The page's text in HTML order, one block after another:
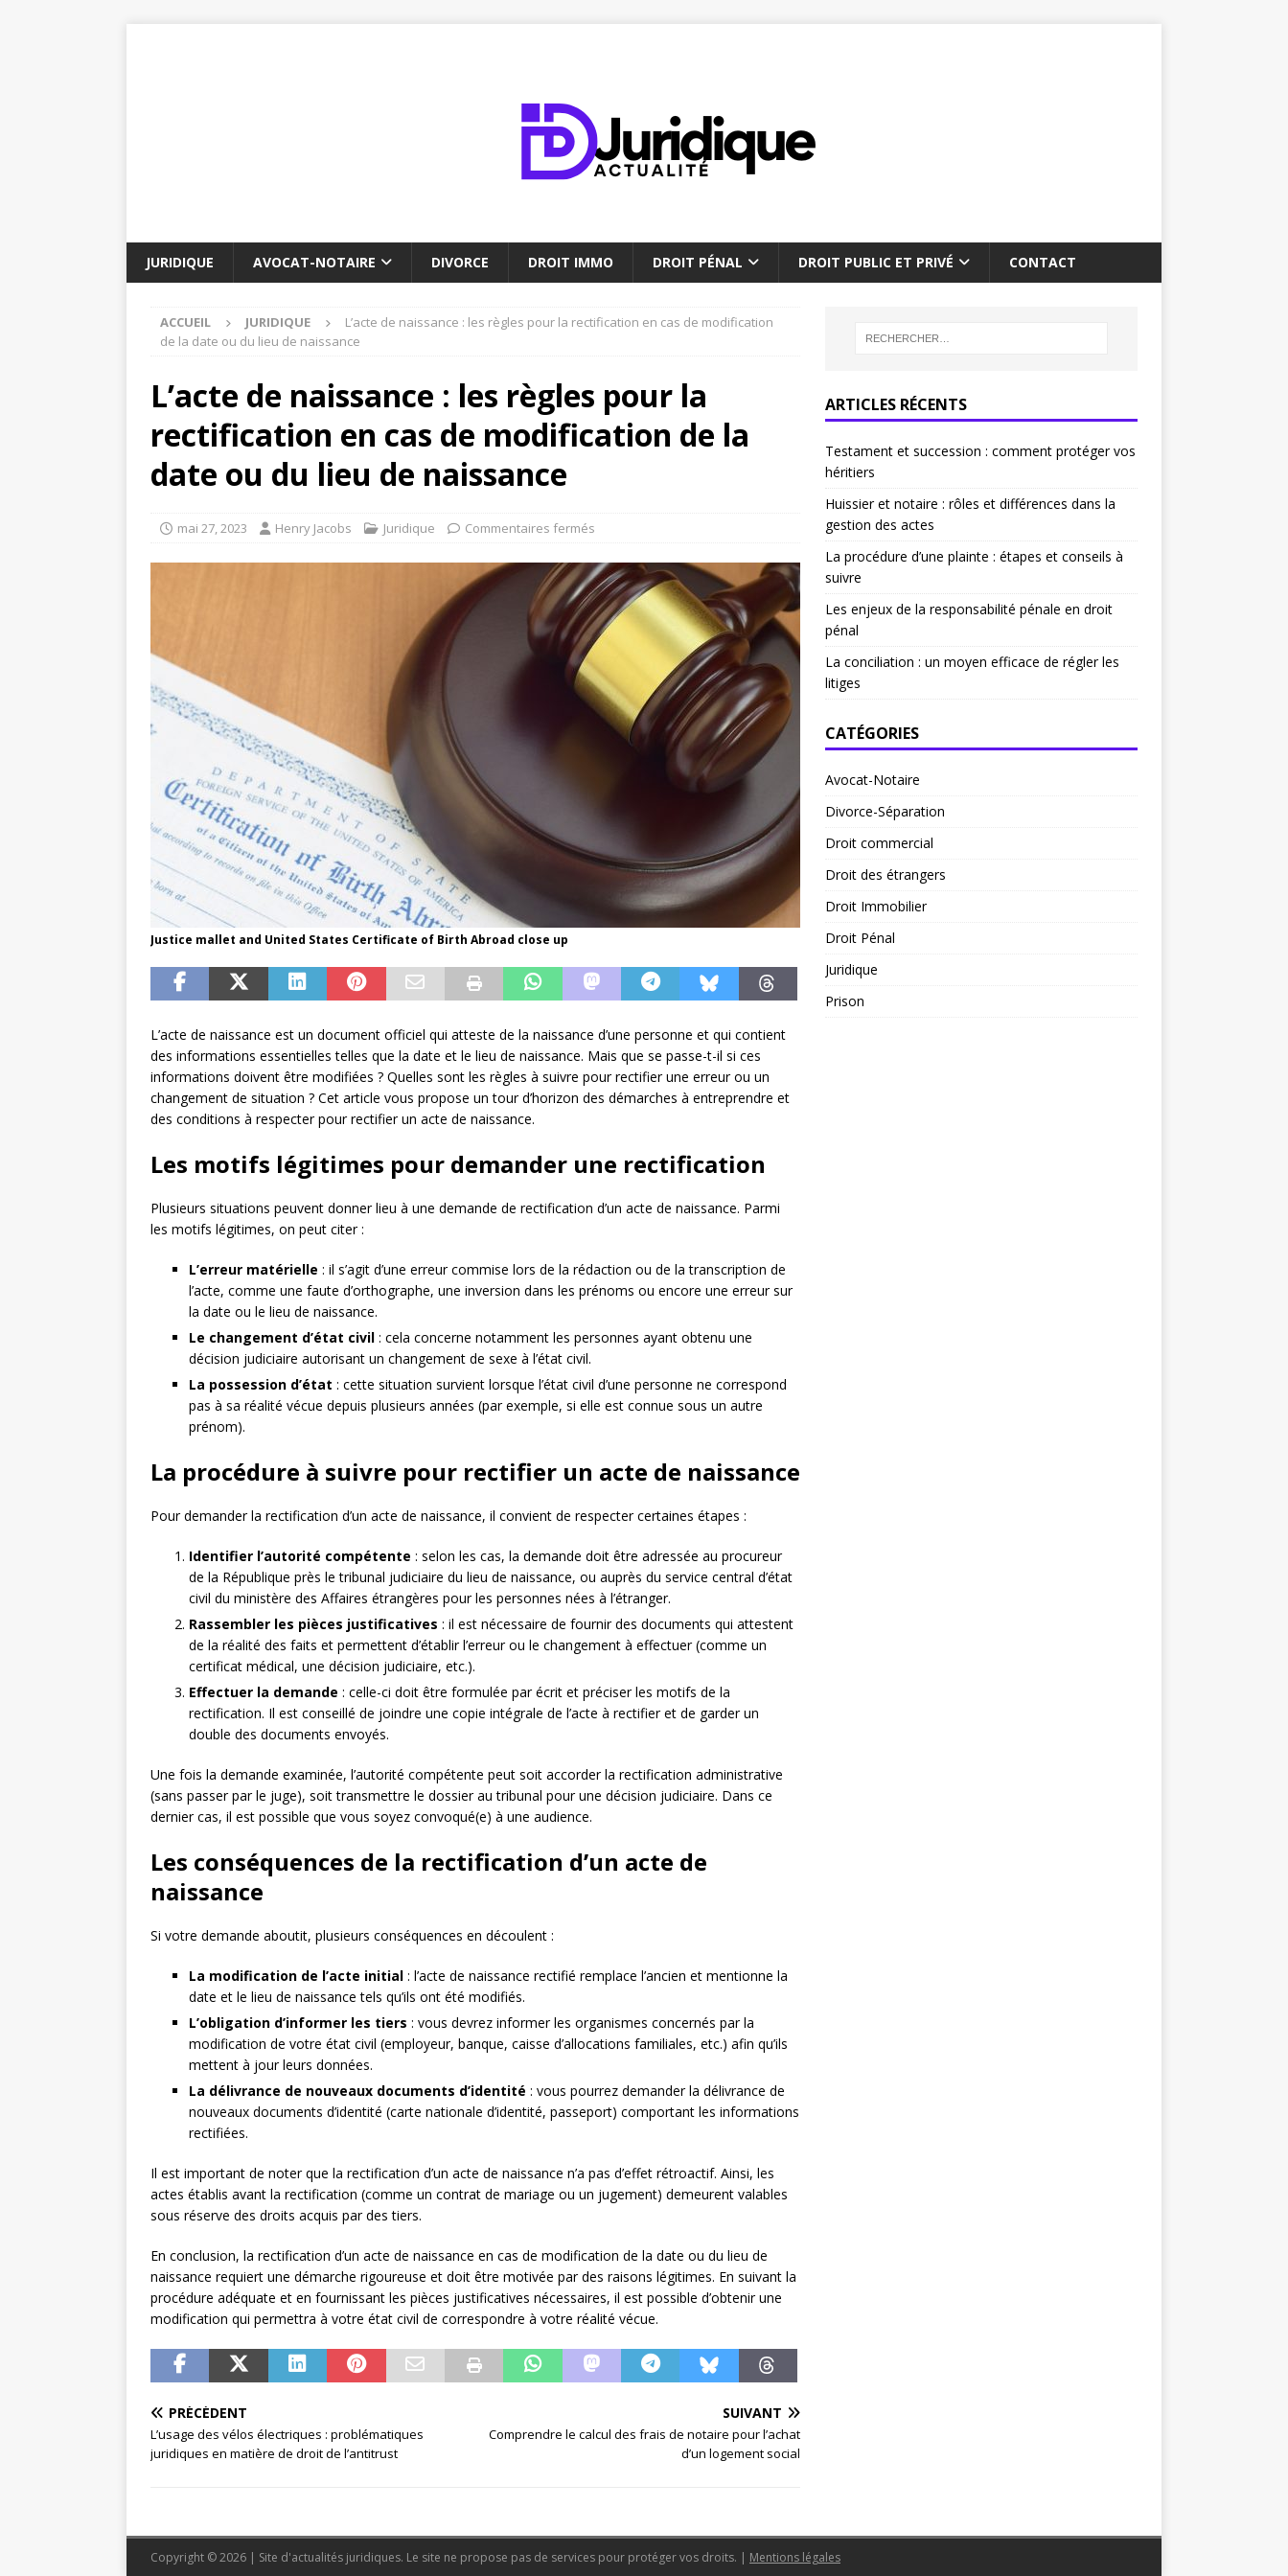
JURIDIQUE AVOCAT-NOTAIRE DIVORCE DROIT IMMO DROIT PÉNAL DROIT PUBLIC ET PRIVÉ CONTACT
ACCUEIL JURIDIQUE
L’acte de naissance : les règles pour la rectification en cas de modification
de la date ou du lieu de naissance
L’acte de naissance : les règles pour la
rectification en cas de modification de la
date ou du lieu de naissance
mai 27, 2023 Henry Jacobs Juridique Commentaires fermés
Justice mallet and United States Certificate of Birth Abroad close up
L’acte de naissance est un document officiel qui atteste de la naissance d’une personne et qui contient
des informations essentielles telles que la date et le lieu de naissance. Mais que se passe-t-il si ces
informations doivent être modifiées ? Quelles sont les règles à suivre pour rectifier une erreur ou un
changement de situation ? Cet article vous propose un tour d’horizon des démarches à entreprendre et
des conditions à respecter pour rectifier un acte de naissance.
Les motifs légitimes pour demander une rectification
Plusieurs situations peuvent donner lieu à une demande de rectification d’un acte de naissance. Parmi
les motifs légitimes, on peut citer :
L’erreur matérielle : il s’agit d’une erreur commise lors de la rédaction ou de la transcription de
l’acte, comme une faute d’orthographe, une inversion dans les prénoms ou encore une erreur sur
la date ou le lieu de naissance.
Le changement d’état civil : cela concerne notamment les personnes ayant obtenu une
décision judiciaire autorisant un changement de sexe à l’état civil.
La possession d’état : cette situation survient lorsque l’état civil d’une personne ne correspond
pas à sa réalité vécue depuis plusieurs années (par exemple, si elle est connue sous un autre
prénom).
La procédure à suivre pour rectifier un acte de naissance
Pour demander la rectification d’un acte de naissance, il convient de respecter certaines étapes :
Identifier l’autorité compétente : selon les cas, la demande doit être adressée au procureur
de la République près le tribunal judiciaire du lieu de naissance, ou auprès du service central d’état
civil du ministère des Affaires étrangères pour les personnes nées à l’étranger.
Rassembler les pièces justificatives : il est nécessaire de fournir des documents qui attestent
de la réalité des faits et permettent d’établir l’erreur ou le changement à effectuer (comme un
certificat médical, une décision judiciaire, etc.).
Effectuer la demande : celle-ci doit être formulée par écrit et préciser les motifs de la
rectification. Il est conseillé de joindre une copie intégrale de l’acte à rectifier et de garder un
double des documents envoyés.
Une fois la demande examinée, l’autorité compétente peut soit accorder la rectification administrative
(sans passer par le juge), soit transmettre le dossier au tribunal pour une décision judiciaire. Dans ce
dernier cas, il est possible que vous soyez convoqué(e) à une audience.
Les conséquences de la rectification d’un acte de
naissance
Si votre demande aboutit, plusieurs conséquences en découlent :
La modification de l’acte initial : l’acte de naissance rectifié remplace l’ancien et mentionne la
date et le lieu de naissance tels qu’ils ont été modifiés.
L’obligation d’informer les tiers : vous devrez informer les organismes concernés par la
modification de votre état civil (employeur, banque, caisse d’allocations familiales, etc.) afin qu’ils
mettent à jour leurs données.
La délivrance de nouveaux documents d’identité : vous pourrez demander la délivrance de
nouveaux documents d’identité (carte nationale d’identité, passeport) comportant les informations
rectifiées.
Il est important de noter que la rectification d’un acte de naissance n’a pas d’effet rétroactif. Ainsi, les
actes établis avant la rectification (comme un contrat de mariage ou un jugement) demeurent valables
sous réserve des droits acquis par des tiers.
En conclusion, la rectification d’un acte de naissance en cas de modification de la date ou du lieu de
naissance requiert une démarche rigoureuse et doit être motivée par des raisons légitimes. En suivant la
procédure adéquate et en fournissant les pièces justificatives nécessaires, il est possible d’obtenir une
modification qui permettra à votre état civil de correspondre à votre réalité vécue.
PRÉCÉDENT
L’usage des vélos électriques : problématiques
juridiques en matière de droit de l’antitrust
SUIVANT
Comprendre le calcul des frais de notaire pour l’achat
d’un logement social
ARTICLES RÉCENTS
Testament et succession : comment protéger vos
héritiers
Huissier et notaire : rôles et différences dans la
gestion des actes
La procédure d’une plainte : étapes et conseils à
suivre
Les enjeux de la responsabilité pénale en droit
pénal
La conciliation : un moyen efficace de régler les
litiges
CATÉGORIES
Avocat-Notaire
Divorce-Séparation
Droit commercial
Droit des étrangers
Droit Immobilier
Droit Pénal
Juridique
Prison
Copyright © 2026 | Site d'actualités juridiques. Le site ne propose pas de services pour protéger vos droits. | Mentions légales